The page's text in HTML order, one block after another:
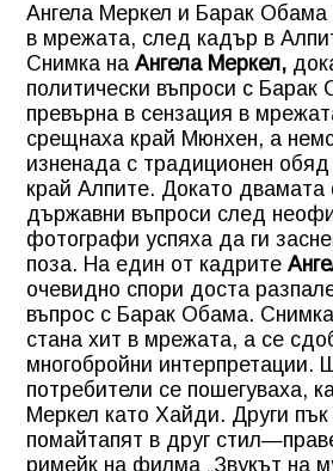
Ангела Меркел и Барак Обама
в мрежата, след кадър в
Снимка на Ангела Меркел,
политически въпроси с Барак
превърна в сензация в
срещнаха край Мюнхен, а
изненада с традиционен
край Алпите. Докато
държавни въпроси след
фотографи успяха да ги
поза. На един от кадрите
очевидно спори доста
въпрос с Барак Обама.
стана хит в мрежата, а се
многобройни интерпретации.
потребители се пошегуваха,
Меркел като Хайди. Други
помайтапят в друг
римейк на филма „Звукът на